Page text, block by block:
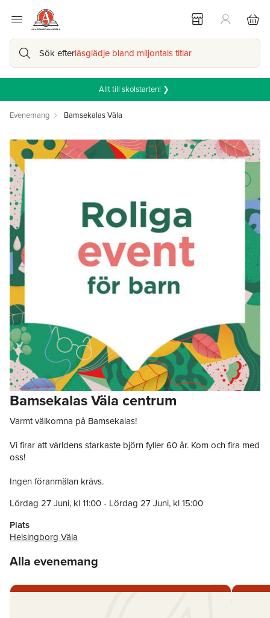
Sök efterläsglädje bland miljontals titlar
Allt till skolstarten! ❯
Evenemang Bamsekalas Väla
Bamsekalas Väla centrum
Varmt välkomna på Bamsekalas!
Vi firar att världens starkaste björn fyller 60 år. Kom och fira med
oss!
Ingen föranmälan krävs.
Lördag 27 Juni, kl11:00- Lördag 27 Juni, kl15:00
Plats
Helsingborg Väla
Alla evenemang